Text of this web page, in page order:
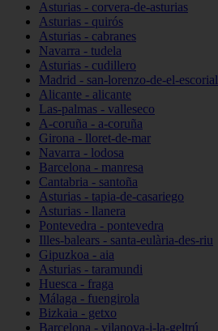
Asturias - corvera-de-asturias
Asturias - quirós
Asturias - cabranes
Navarra - tudela
Asturias - cudillero
Madrid - san-lorenzo-de-el-escorial
Alicante - alicante
Las-palmas - valleseco
A-coruña - a-coruña
Girona - lloret-de-mar
Navarra - lodosa
Barcelona - manresa
Cantabria - santoña
Asturias - tapia-de-casariego
Asturias - llanera
Pontevedra - pontevedra
Illes-balears - santa-eulària-des-riu
Gipuzkoa - aia
Asturias - taramundi
Huesca - fraga
Málaga - fuengirola
Bizkaia - getxo
Barcelona - vilanova-i-la-geltrú